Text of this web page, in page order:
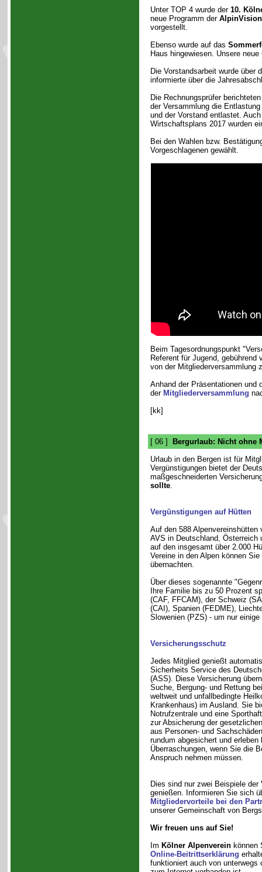
Unter TOP 4 wurde der 10.
neue Programm der
vorgestellt.
Ebenso wurde auf das
Haus hingewiesen. Unsere
Die Vorstandsarbeit wurde über
informierte über die
Die Rechnungsprüfer
der Versammlung die
und der Vorstand entlastet.
Wirtschaftsplans 2017 wurden
Bei den Wahlen bzw.
Vorgeschlagenen gewählt.
Beim Tagesordnungspunkt
Referent für Jugend,
von der Mitgliederversammlung
Anhand der Präsentationen und
der Mitgliederversammlung
[kk]
[ 06 ]
Bergurlaub: Nicht ohne
Urlaub in den Bergen ist für
Vergünstigungen bietet der
maßgeschneiderten
sollte.
Vergünstigungen auf Hütten
Auf den 588 Alpenvereinshütten
AVS in Deutschland, Österreich
auf den insgesamt über 2.000
Vereine in den Alpen können
übernachten.
Über dieses sogenannte
Ihre Familie bis zu 50 Prozent
(CAF, FFCAM), der Schweiz
(CAI), Spanien (FEDME),
Slowenien (PZS) - um nur einige
Versicherungsschutz
Jedes Mitglied genießt
Sicherheits Service des
(ASS). Diese Versicherung
Suche, Bergung- und Rettung
weltweit und unfallbedingte
Krankenhaus) im Ausland. Sie
Notrufzentrale und eine
zur Absicherung der
aus Personen- und
rundum abgesichert und erleben
Überraschungen, wenn Sie die
Anspruch nehmen müssen.
Dies sind nur zwei Beispiele
genießen. Informieren Sie sich
Mitgliedervorteile bei den
unserer Gemeinschaft von
Wir freuen uns auf Sie!
Im Kölner Alpenvereinkönnen
Online-Beitrittserklärung
funktioniert auch von unterwegs